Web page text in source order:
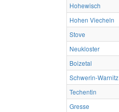
Hohewisch
Hohen Viecheln
Stove
Neukloster
Boizetal
Schwerin-Warnitz
Techentin
Gresse